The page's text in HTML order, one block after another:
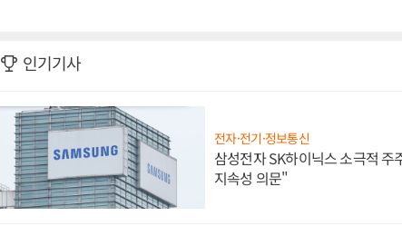
인기기사
전자·전기·정보통신
삼성전자 SK하이닉스 소극적
지속성 의문"